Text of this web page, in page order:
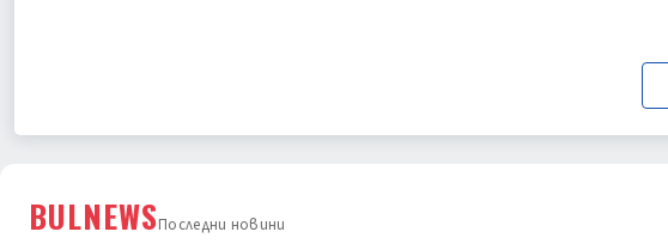
BULNEWSПоследни новини